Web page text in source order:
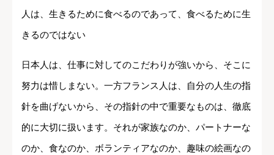
人は、生きるために食べるのであって、食べるために生
きるのではない
日本人は、仕事に対してのこだわりが強いから、そこに
努力は惜しまない。一方フランス人は、自分の人生の指
針を曲げないから、その指針の中で重要なものは、徹底
的に大切に扱います。それが家族なのか、パートナーな
のか、食なのか、ボランティアなのか、趣味の絵画なの